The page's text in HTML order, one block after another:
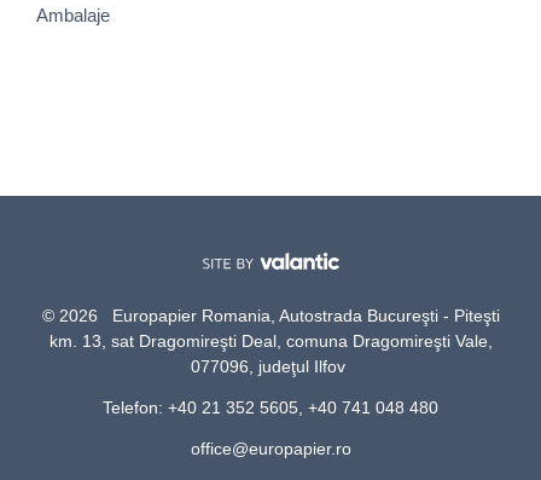
Ambalaje
© 2026 Europapier Romania, Autostrada Bucureşti - Piteşti
km. 13, sat Dragomireşti Deal, comuna Dragomireşti Vale,
077096, judeţul Ilfov
Telefon: +40 21 352 5605, +40 741 048 480
office@europapier.ro